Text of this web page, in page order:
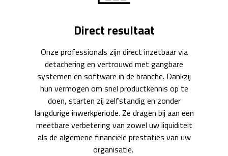
Direct resultaat
Onze professionals zijn direct inzetbaar via
detachering en vertrouwd met gangbare
systemen en software in de branche. Dankzij
hun vermogen om snel productkennis op te
doen, starten zij zelfstandig en zonder
langdurige inwerkperiode. Ze dragen bij aan een
meetbare verbetering van zowel uw liquiditeit
als de algemene financiële prestaties van uw
organisatie.